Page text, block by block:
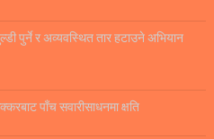
पुर्ने र अव्यवस्थित तार हटाउने अभियान
पाँच सवारीसाधनमा क्षति